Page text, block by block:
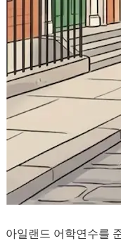
아일랜드 어학연수를